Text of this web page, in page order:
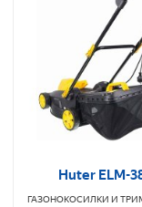
Huter ELM-
ГАЗОНОКОСИЛКИ И